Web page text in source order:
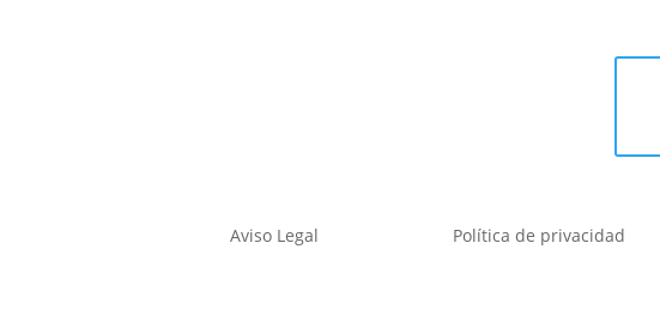
Aviso Legal Política de privacidad